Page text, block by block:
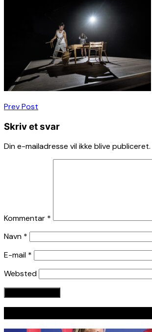
Indlægsnavigation
Prev Post
Skriv et svar
Din e-mailadresse vil ikke blive publiceret.
Kommentar *
Navn *
E-mail *
Websted